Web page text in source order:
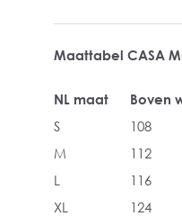
Maattabel CASA
NL maat Boven
S
108
M
112
L
116
XL
124